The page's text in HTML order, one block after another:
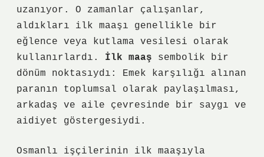
uzanıyor. O zamanlar çalışanlar,
aldıkları ilk maaşı genellikle bir
eğlence veya kutlama vesilesi olarak
kullanırlardı. İlk maaş sembolik bir
dönüm noktasıydı: Emek karşılığı alınan
paranın toplumsal olarak paylaşılması,
arkadaş ve aile çevresinde bir saygı ve
aidiyet göstergesiydi.
Osmanlı işçilerinin ilk maaşıyla